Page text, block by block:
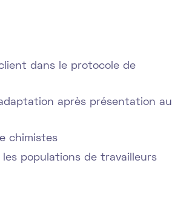
dans le protocole de
après présentation au
chimistes
populations de travailleurs